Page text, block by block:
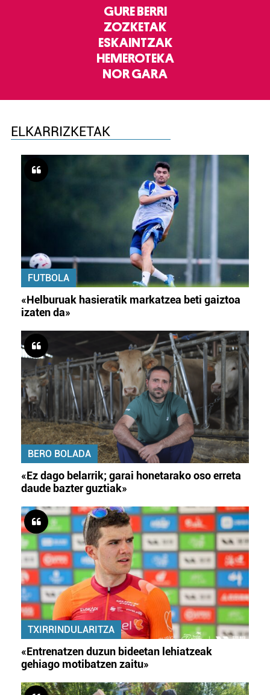
GURE BERRI
ZOZKETAK
ESKAINTZAK
HEMEROTEKA
NOR GARA
ELKARRIZKETAK
FUTBOLA
«Helburuak hasieratik markatzea beti gaiztoa
izaten da»
BERO BOLADA
«Ez dago belarrik; garai honetarako oso erreta
daude bazter guztiak»
TXIRRINDULARITZA
«Entrenatzen duzun bideetan lehiatzeak
gehiago motibatzen zaitu»